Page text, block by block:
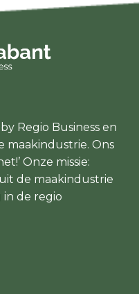
Regio Business en
maakindustrie. Ons
Onze missie:
de maakindustrie
de regio